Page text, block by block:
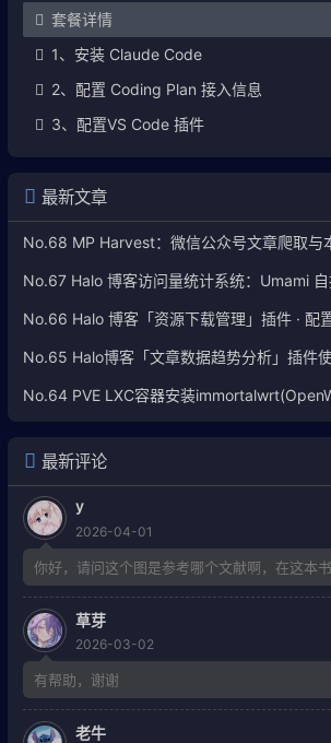
套餐详情
1、安装 Claude Code
2、配置 Coding Plan 接入信息
3、配置VS Code 插件
最新文章
No.65 Halo博客「文章数据趋势分析」插件
No.64 PVE LXC容器安装
最新评论
y
2026-04-01
你好，请问这个图是参考哪个文献啊，在这本
草芽
2026-03-02
有帮助，谢谢
老牛